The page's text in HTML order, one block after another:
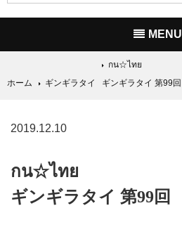
MENU
ホーム ギンギラタイ
กน☆ไทย
ギンギラタイ 第99回
2019.12.10
กน☆ไทย
ギンギラタイ 第99回